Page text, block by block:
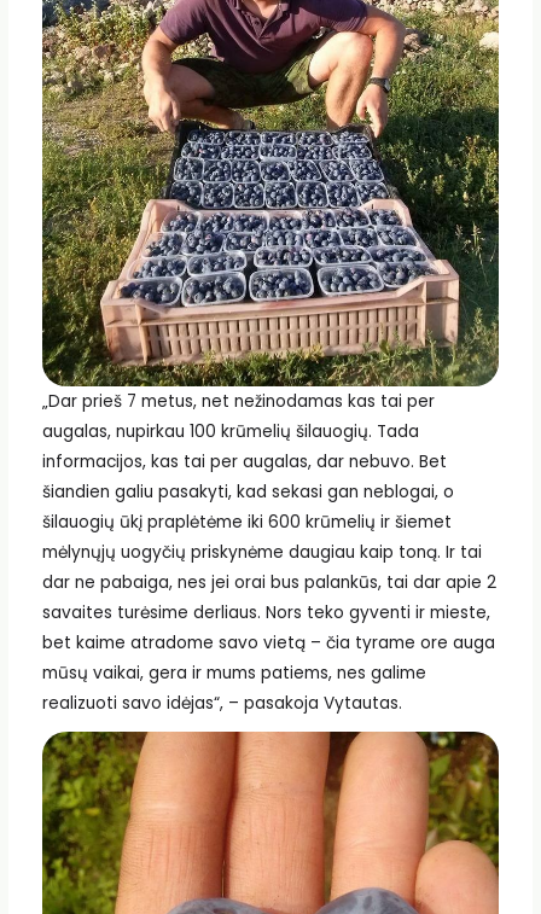
„Dar prieš 7 metus, net nežinodamas kas tai per
augalas, nupirkau 100 krūmelių šilauogių. Tada
informacijos, kas tai per augalas, dar nebuvo. Bet
šiandien galiu pasakyti, kad sekasi gan neblogai, o
šilauogių ūkį praplėtėme iki 600 krūmelių ir šiemet
mėlynųjų uogyčių priskynėme daugiau kaip toną. Ir tai
dar ne pabaiga, nes jei orai bus palankūs, tai dar apie 2
savaites turėsime derliaus. Nors teko gyventi ir mieste,
bet kaime atradome savo vietą – čia tyrame ore auga
mūsų vaikai, gera ir mums patiems, nes galime
realizuoti savo idėjas“, – pasakoja Vytautas.